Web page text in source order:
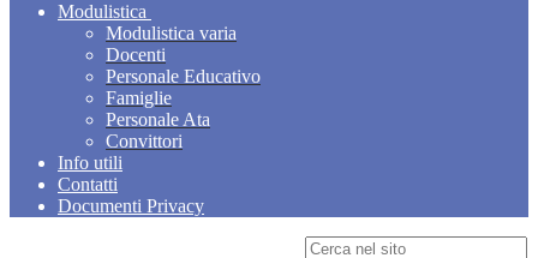
Modulistica
Modulistica varia
Docenti
Personale Educativo
Famiglie
Personale Ata
Convittori
Info utili
Contatti
Documenti Privacy